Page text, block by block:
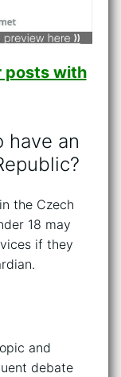
posts with
have an
the Czech
18 may
if they
and
debate